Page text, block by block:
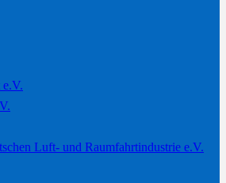
Luft- und Raumfahrtindustrie e.V.